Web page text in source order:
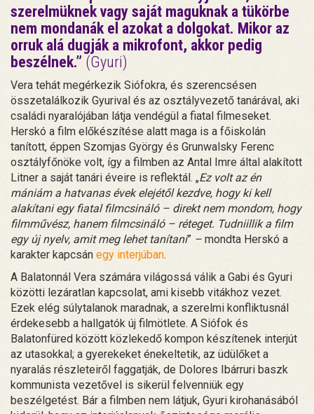
szerelmüknek vagy saját maguknak a tükörbe
nem mondanák el azokat a dolgokat. Mikor az
orruk alá dugják a mikrofont, akkor pedig
beszélnek.” (Gyuri)
Vera tehát megérkezik Siófokra, és szerencsésen
összetalálkozik Gyurival és az osztályvezető tanárával, aki
családi nyaralójában látja vendégül a fiatal filmeseket.
Herskó a film előkészítése alatt maga is a főiskolán
tanított, éppen Szomjas György és Grunwalsky Ferenc
osztályfőnöke volt, így a filmben az Antal Imre által alakított
Litner a saját tanári éveire is reflektál. „Ez volt az én
mániám a hatvanas évek elejétől kezdve, hogy ki kell
alakítani egy fiatal filmcsináló – direkt nem mondom, hogy
filmművész, hanem filmcsináló – réteget. Tudniillik a film
egy új nyelv, amit meg lehet tanítani” – mondta Herskó a
karakter kapcsán egy interjúban.
A Balatonnál Vera számára világossá válik a Gabi és Gyuri
közötti lezáratlan kapcsolat, ami kisebb vitákhoz vezet.
Ezek elég súlytalanok maradnak, a szerelmi konfliktusnál
érdekesebb a hallgatók új filmötlete. A Siófok és
Balatonfüred között közlekedő kompon készítenek interjút
az utasokkal; a gyerekeket énekeltetik, az üdülőket a
nyaralás részleteiről faggatják, de Dolores Ibárruri baszk
kommunista vezetővel is sikerül felvenniük egy
beszélgetést. Bár a filmben nem látjuk, Gyuri kirohanásából